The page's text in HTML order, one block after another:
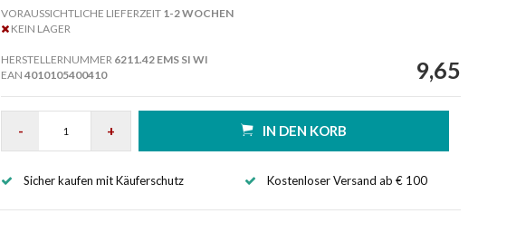
VORAUSSICHTLICHE LIEFERZEIT1-2 WOCHEN
KEIN LAGER
HERSTELLERNUMMER 6211.42 EMS SI WI
EAN 4010105400410 9,65
- + IN DEN KORB
Sicher kaufen mit Käuferschutz Kostenloser Versand ab € 100